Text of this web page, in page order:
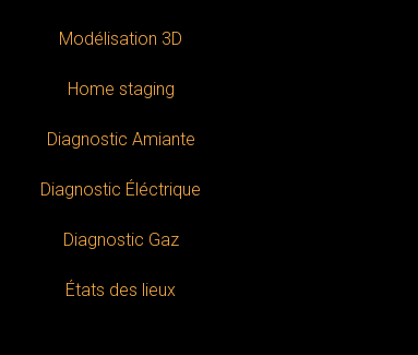
Modélisation 3D
Home staging
Diagnostic Amiante
Diagnostic Éléctrique
Diagnostic Gaz
États des lieux